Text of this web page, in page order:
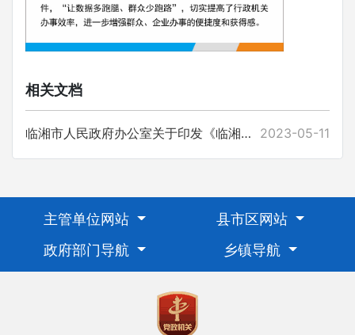
相关文档
临湘市人民政府办公室关于印发《临湘市政务数字化项目建设管理 暂行办法》《临湘市政务数据资源管理 暂行办法》的通知 2023-05-11
主管单位网站
县市区网站
政府部门导航
乡镇导航